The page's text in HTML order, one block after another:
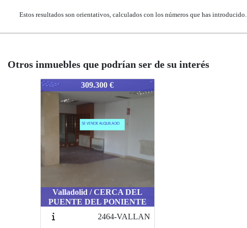
Estos resultados son orientativos, calculados con los números que has introducido.
Otros inmuebles que podrían ser de su interés
2467-VALLPI309.300 €
Valladolid / CERCA DEL
PUENTE DEL PONIENTE
2464-VALLAN